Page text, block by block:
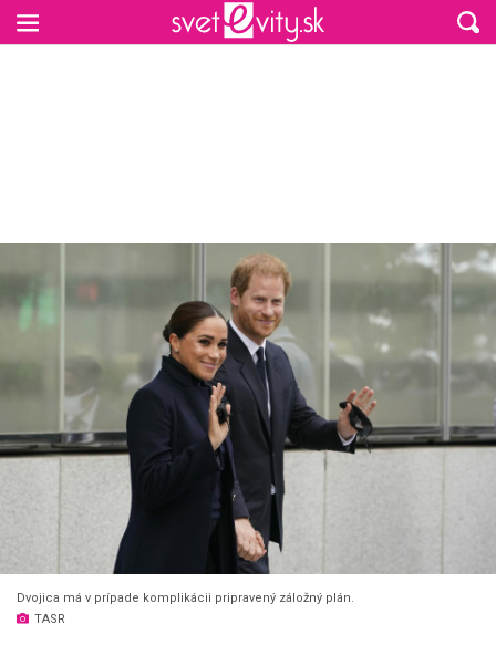
Dvojica má v prípade komplikácii pripravený záložný plán.
TASR